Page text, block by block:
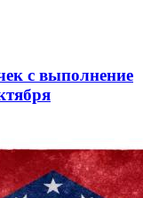
с выполнение